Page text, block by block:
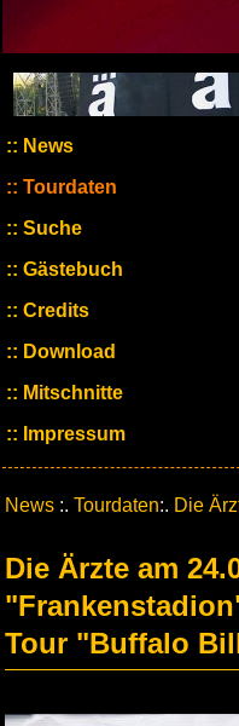
News
Tourdaten
Suche
Gästebuch
Credits
Download
Mitschnitte
Impressum
News :. Tourdaten:. Die
Die Ärzte am
Tour "Buffalo